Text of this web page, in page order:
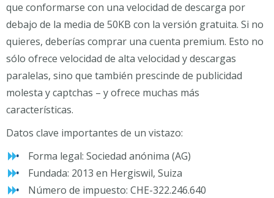
que conformarse con una velocidad de descarga por
debajo de la media de 50KB con la versión gratuita. Si no
quieres, deberías comprar una cuenta premium. Esto no
sólo ofrece velocidad de alta velocidad y descargas
paralelas, sino que también prescinde de publicidad
molesta y captchas – y ofrece muchas más
características.
Datos clave importantes de un vistazo:
Forma legal: Sociedad anónima (AG)
Fundada: 2013 en Hergiswil, Suiza
Número de impuesto: CHE-322.246.640